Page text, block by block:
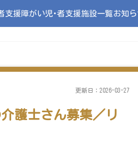
支援障がい児･者支援施設一覧お知
更新日：2026-03-27
護士さん募集／リ